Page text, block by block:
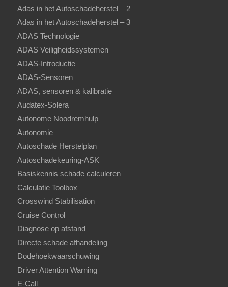
Adas in het Autoschadeherstel – 2
Adas in het Autoschadeherstel – 3
ADAS Technologie
ADAS Veiligheidssystemen
ADAS-Introductie
ADAS-Sensoren
ADAS, sensoren & kalibratie
Audatex-Solera
Autonome Noodremhulp
Autonomie
Autoschade Herstelplan
Autoschadekeuring-ASK
Basiskennis schade calculeren
Calculatie Toolbox
Crosswind Stabilisation
Cruise Control
Diagnose op afstand
Directe schade afhandeling
Dodehoekwaarschuwing
Driver Attention Warning
E-Call